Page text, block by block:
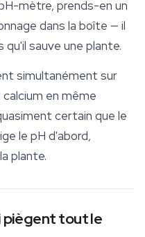
mètre, prends-en un
dans la boîte — il
sauve une plante.
simultanément sur
en même
certain que le
le pH d'abord,
plante.
piègent tout le